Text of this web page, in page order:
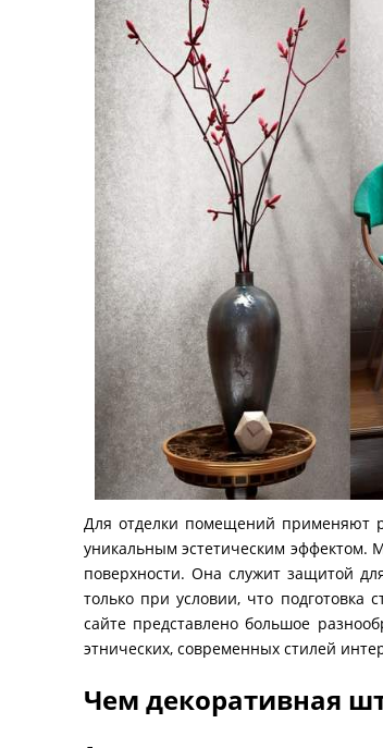
колеры и добавки
декор. инструмент
трафареты для декора
Для отделки помещений применяют
уникальным эстетическим
поверхности. Она служит защитой
только при условии, что
сайте представлено большое
этнических, современных стилей
Чем декоративная